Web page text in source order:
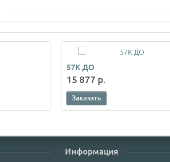
57К ДО
15 877 р.
Заказать
Информация